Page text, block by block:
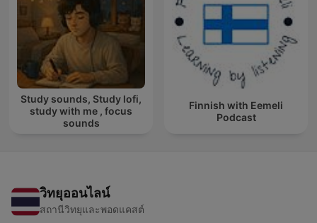
Study sounds, Study lofi,
study with me , focus
sounds
Finnish with Eemeli
Podcast
วิทยุออนไลน์
สถานีวิทยุและพอดแคสต์